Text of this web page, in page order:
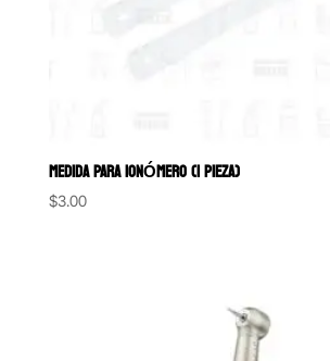
MEDIDA PARA IONÓMERO (1 PIEZA)
$3.00